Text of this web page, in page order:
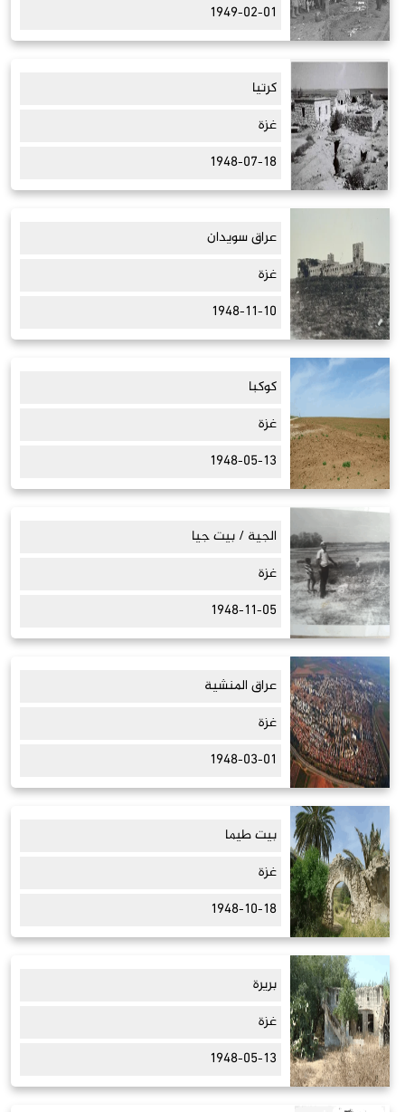
1949-02-01
كرتيا
غزة
1948-07-18
عراق سويدان
غزة
1948-11-10
كوكبا
غزة
1948-05-13
الجية / بيت جيا
غزة
1948-11-05
عراق المنشية
غزة
1948-03-01
بيت طيما
غزة
1948-10-18
بريرة
غزة
1948-05-13